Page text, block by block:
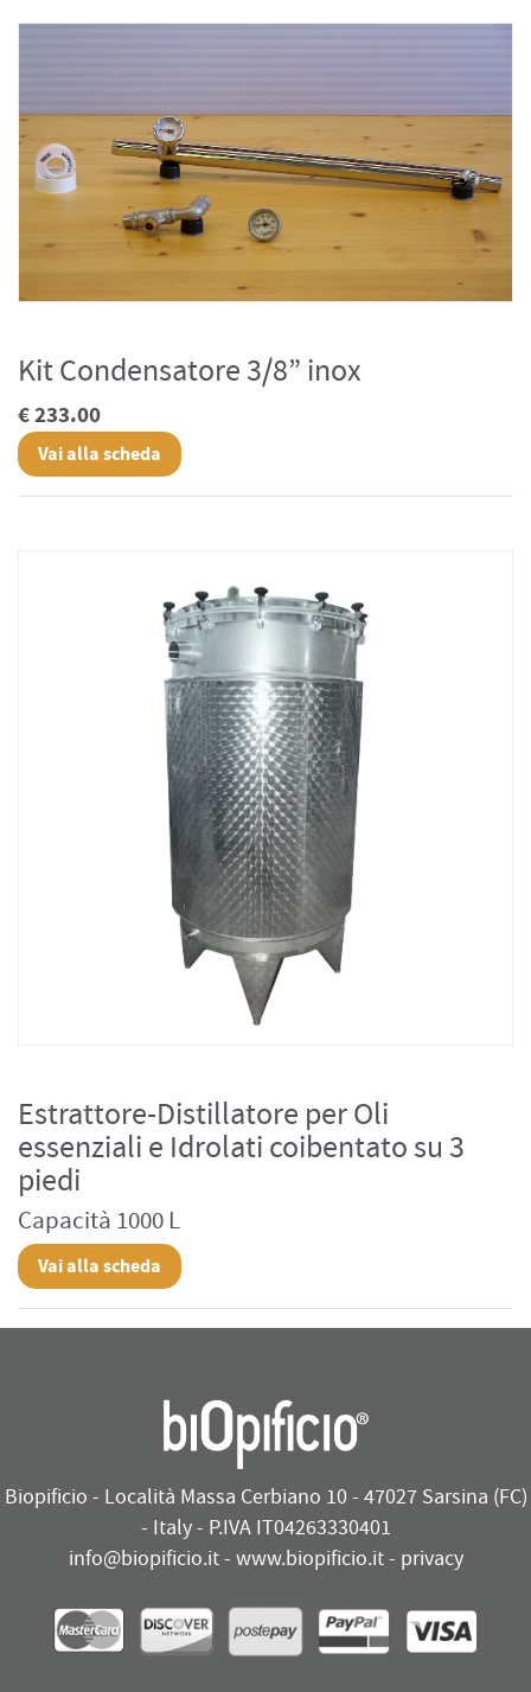
Kit Condensatore 3/8” inox
€ 233.00
Vai alla scheda
Estrattore-Distillatore per Oli
essenziali e Idrolati coibentato su 3
piedi
Capacità 1000 L
Vai alla scheda
Biopificio - Località Massa Cerbiano 10 - 47027 Sarsina (FC)
- Italy - P.IVA IT04263330401
info@biopificio.it- www.biopificio.it- privacy